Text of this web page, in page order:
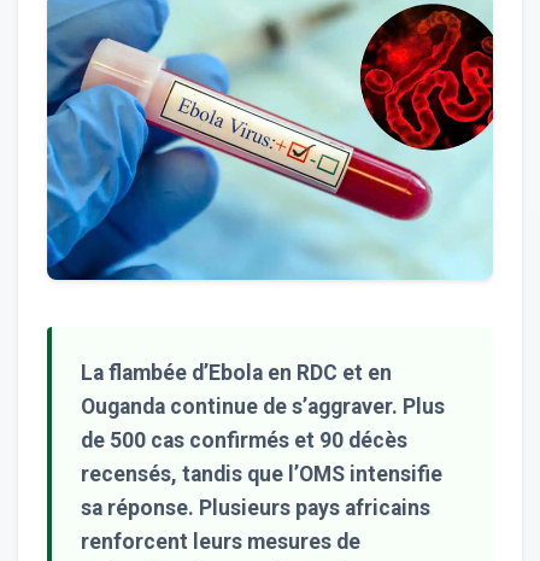
La flambée d’Ebola en RDC et en
Ouganda continue de s’aggraver. Plus
de 500 cas confirmés et 90 décès
recensés, tandis que l’OMS intensifie
sa réponse. Plusieurs pays africains
renforcent leurs mesures de